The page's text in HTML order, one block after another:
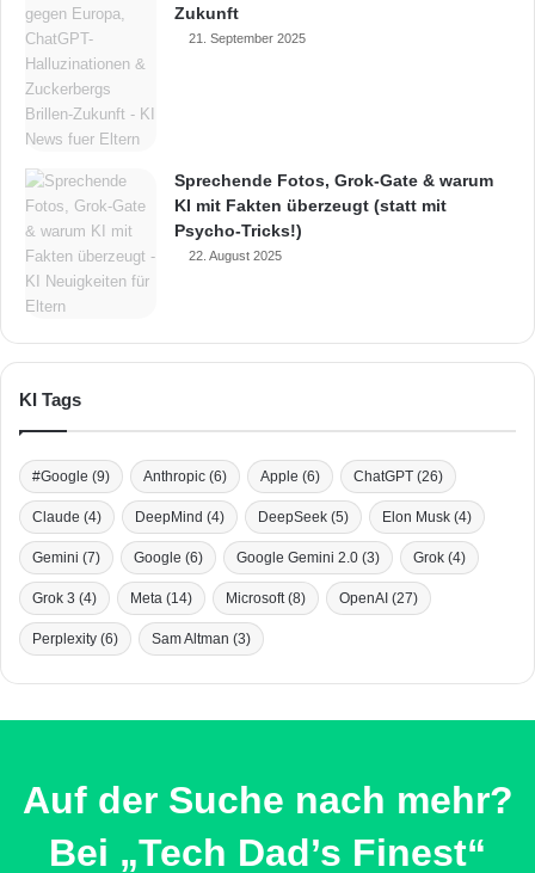
Zukunft
21. September 2025
Sprechende Fotos, Grok-Gate & warum
KI mit Fakten überzeugt (statt mit
Psycho-Tricks!)
22. August 2025
KI Tags
#Google (9) Anthropic (6) Apple (6) ChatGPT (26)
Claude (4) DeepMind (4) DeepSeek (5) Elon Musk (4)
Gemini (7) Google (6) Google Gemini 2.0 (3) Grok (4)
Grok 3 (4) Meta (14) Microsoft(8) OpenAI (27)
Perplexity (6) Sam Altman (3)
Auf der Suche nach mehr?
Bei „Tech Dad’s Finest“